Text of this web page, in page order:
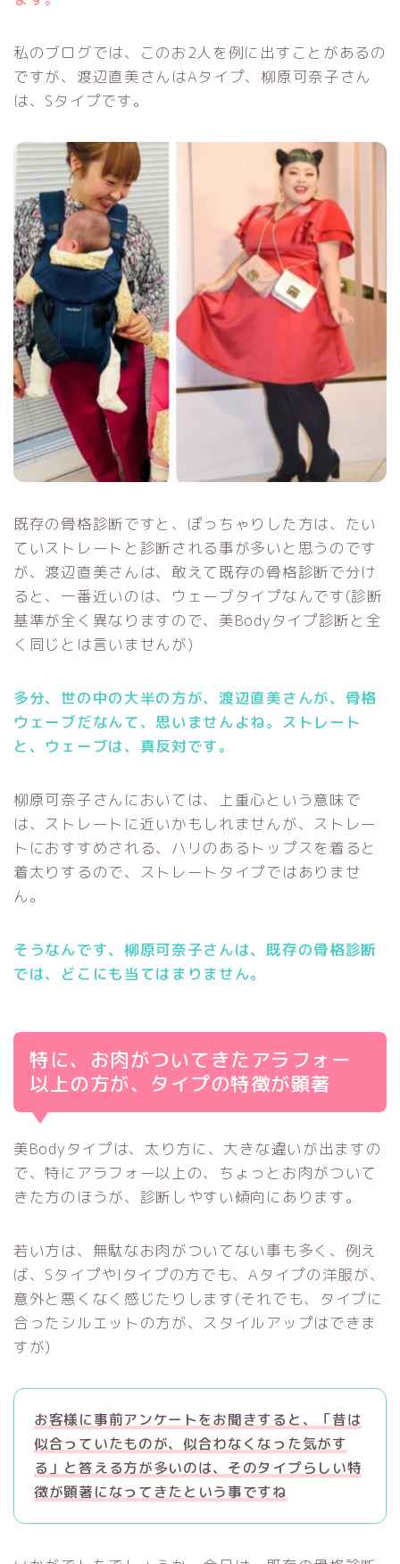
私のブログでは、このお2人を例に出すことがあるの
ですが、渡辺直美さんはAタイプ、柳原可奈子さん
は、Sタイプです。
既存の骨格診断ですと、ぽっちゃりした方は、たい
ていストレートと診断される事が多いと思うのです
が、渡辺直美さんは、敢えて既存の骨格診断で分け
ると、一番近いのは、ウェーブタイプなんです(診断
基準が全く異なりますので、美Bodyタイプ診断と全
く同じとは言いませんが)
多分、世の中の大半の方が、渡辺直美さんが、骨格
ウェーブだなんて、思いませんよね。ストレート
と、ウェーブは、真反対です。
柳原可奈子さんにおいては、上重心という意味で
は、ストレートに近いかもしれませんが、ストレー
トにおすすめされる、ハリのあるトップスを着ると
着太りするので、ストレートタイプではありませ
ん。
そうなんです、柳原可奈子さんは、既存の骨格診断
では、どこにも当てはまりません。
特に、お肉がついてきたアラフォー
以上の方が、タイプの特徴が顕著
美Bodyタイプは、太り方に、大きな違いが出ますの
で、特にアラフォー以上の、ちょっとお肉がついて
きた方のほうが、診断しやすい傾向にあります。
若い方は、無駄なお肉がついてない事も多く、例え
ば、SタイプやIタイプの方でも、Aタイプの洋服が、
意外と悪くなく感じたりします(それでも、タイプに
合ったシルエットの方が、スタイルアップはできま
すが)
お客様に事前アンケートをお聞きすると、「昔は
似合っていたものが、似合わなくなった気がす
る」と答える方が多いのは、そのタイプらしい特
徴が顕著になってきたという事ですね